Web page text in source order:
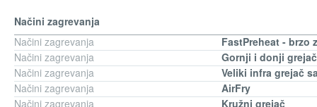
Načini zagrevanja
Načini zagrevanja
FastPreheat - brzo
Načini zagrevanja
Gornji i donji
Načini zagrevanja
Veliki infra grejač
Načini zagrevanja
AirFry
Načini zagrevanja
Kružni grejač